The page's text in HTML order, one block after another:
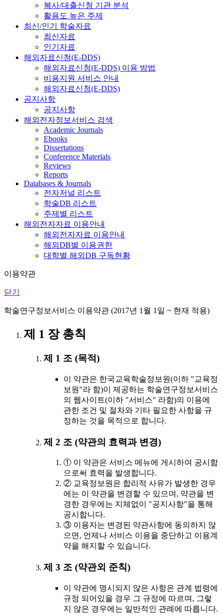
복사/대출신청 기관 분석
활용도 높은 주제
최신/인기 학술자료
최신자료
인기자료
해외자료신청(E-DDS)
해외자료신청(E-DDS) 이용 방법
비용지원 서비스 안내
해외자료신청(E-DDS)
공지사항
공지사항
해외전자정보서비스 검색
Academic Journals
Ebooks
Dissertations
Conference Materials
Reviews
Reports
Databases & Journals
전자저널 리스트
학술DB 리스트
주제별 리스트
해외전자자료 이용안내
해외전자자료 이용안내
해외DB별 이용권한
대학별 해외DB 구독현황
이용약관
닫기
학술연구정보서비스 이용약관 (2017년 1월 1일 ~ 현재 적용)
제 1 장 총칙
제 1 조 (목적)
이 약관은 한국교육학술정보원(이하 "교육정
보원"라 함)이 제공하는 학술연구정보서비스
의 웹사이트(이하 "서비스" 라함)의 이용에
관한 조건 및 절차와 기타 필요한 사항을 규
정하는 것을 목적으로 합니다.
제 2 조 (약관의 효력과 변경)
① 이 약관은 서비스 메뉴에 게시하여 공시함
으로써 효력을 발생합니다.
② 교육정보원은 합리적 사유가 발생한 경우
에는 이 약관을 변경할 수 있으며, 약관을 변
경한 경우에는 지체없이 "공지사항"을 통해
공시합니다.
③ 이용자는 변경된 약관사항에 동의하지 않
으면, 언제나 서비스 이용을 중단하고 이용계
약을 해지할 수 있습니다.
제 3 조 (약관외 준칙)
이 약관에 명시되지 않은 사항은 관계 법령에
규정 되어있을 경우 그 규정에 따르며, 그렇
지 않은 경우에는 일반적인 관례에 따릅니다.